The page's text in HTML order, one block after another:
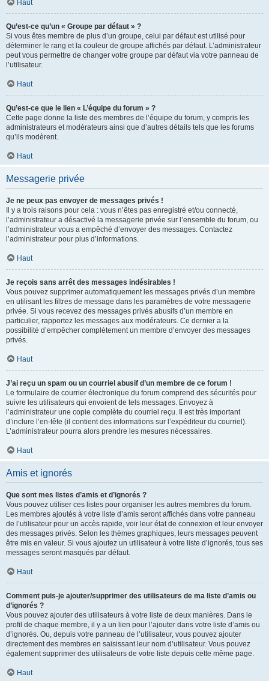
Haut
Qu’est-ce qu’un « Groupe par défaut » ?
Si vous êtes membre de plus d’un groupe, celui par défaut est utilisé pour
déterminer le rang et la couleur de groupe affichés par défaut. L’administrateur
peut vous permettre de changer votre groupe par défaut via votre panneau de
l’utilisateur.
Haut
Qu’est-ce que le lien « L’équipe du forum » ?
Cette page donne la liste des membres de l’équipe du forum, y compris les
administrateurs et modérateurs ainsi que d’autres détails tels que les forums
qu’ils modèrent.
Haut
Messagerie privée
Je ne peux pas envoyer de messages privés !
Il y a trois raisons pour cela : vous n’êtes pas enregistré et/ou connecté,
l’administrateur a désactivé la messagerie privée sur l’ensemble du forum, ou
l’administrateur vous a empêché d’envoyer des messages. Contactez
l’administrateur pour plus d’informations.
Haut
Je reçois sans arrêt des messages indésirables !
Vous pouvez supprimer automatiquement les messages privés d’un membre
en utilisant les filtres de message dans les paramètres de votre messagerie
privée. Si vous recevez des messages privés abusifs d’un membre en
particulier, rapportez les messages aux modérateurs. Ce dernier a la
possibilité d’empêcher complètement un membre d’envoyer des messages
privés.
Haut
J’ai reçu un spam ou un courriel abusif d’un membre de ce forum !
Le formulaire de courrier électronique du forum comprend des sécurités pour
suivre les utilisateurs qui envoient de tels messages. Envoyez à
l’administrateur une copie complète du courriel reçu. Il est très important
d’inclure l’en-tête (il contient des informations sur l’expéditeur du courriel).
L’administrateur pourra alors prendre les mesures nécessaires.
Haut
Amis et ignorés
Que sont mes listes d’amis et d’ignorés ?
Vous pouvez utiliser ces listes pour organiser les autres membres du forum.
Les membres ajoutés à votre liste d’amis seront affichés dans votre panneau
de l’utilisateur pour un accès rapide, voir leur état de connexion et leur envoyer
des messages privés. Selon les thèmes graphiques, leurs messages peuvent
être mis en valeur. Si vous ajoutez un utilisateur à votre liste d’ignorés, tous ses
messages seront masqués par défaut.
Haut
Comment puis-je ajouter/supprimer des utilisateurs de ma liste d’amis ou
d’ignorés ?
Vous pouvez ajouter des utilisateurs à votre liste de deux manières. Dans le
profil de chaque membre, il y a un lien pour l’ajouter dans votre liste d’amis ou
d’ignorés. Ou, depuis votre panneau de l’utilisateur, vous pouvez ajouter
directement des membres en saisissant leur nom d’utilisateur. Vous pouvez
également supprimer des utilisateurs de votre liste depuis cette même page.
Haut